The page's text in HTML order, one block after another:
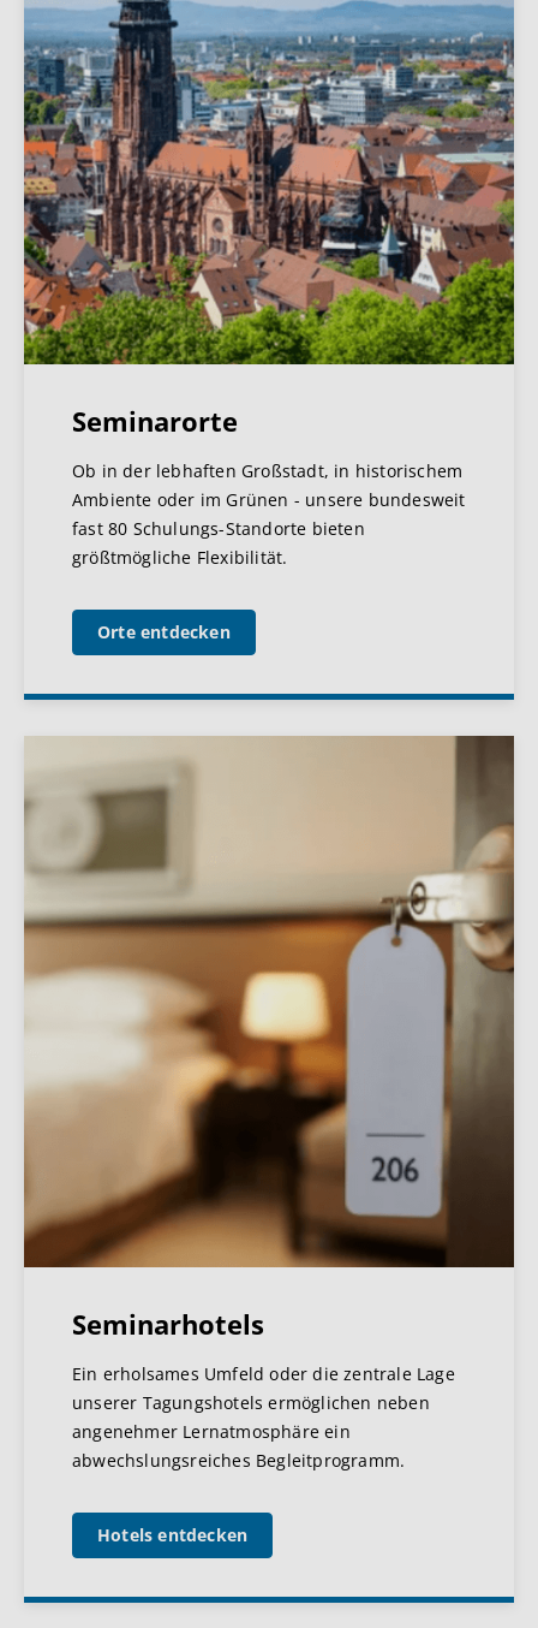
Seminarorte
Ob in der lebhaften Großstadt, in historischem
Ambiente oder im Grünen - unsere bundesweit
fast 80 Schulungs-Standorte bieten
größtmögliche Flexibilität.
Orte entdecken
Seminarhotels
Ein erholsames Umfeld oder die zentrale Lage
unserer Tagungshotels ermöglichen neben
angenehmer Lernatmosphäre ein
abwechslungsreiches Begleitprogramm.
Hotels entdecken